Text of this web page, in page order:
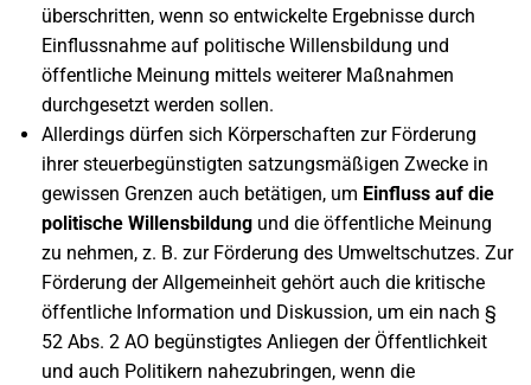
überschritten, wenn so entwickelte Ergebnisse durch
Einflussnahme auf politische Willensbildung und
öffentliche Meinung mittels weiterer Maßnahmen
durchgesetzt werden sollen.
Allerdings dürfen sich Körperschaften zur Förderung
ihrer steuerbegünstigten satzungsmäßigen Zwecke in
gewissen Grenzen auch betätigen, um Einfluss auf die
politische Willensbildung und die öffentliche Meinung
zu nehmen, z. B. zur Förderung des Umweltschutzes. Zur
Förderung der Allgemeinheit gehört auch die kritische
öffentliche Information und Diskussion, um ein nach §
52 Abs. 2 AO begünstigtes Anliegen der Öffentlichkeit
und auch Politikern nahezubringen, wenn die